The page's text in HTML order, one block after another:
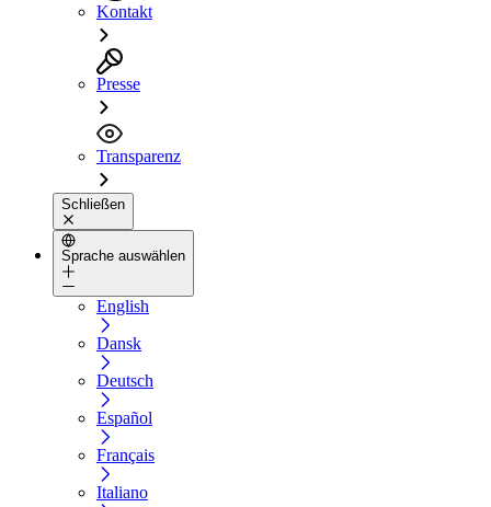
Kontakt
Presse
Transparenz
Schließen
Sprache auswählen
English
Dansk
Deutsch
Español
Français
Italiano